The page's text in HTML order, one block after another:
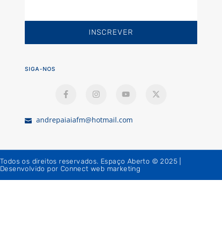
INSCREVER
SIGA-NOS
andrepaiaiafm@hotmail.com
Todos os direitos reservados. Espaço Aberto © 2025 |
Desenvolvido por Connect web marketing